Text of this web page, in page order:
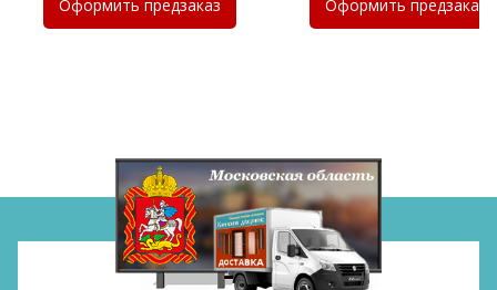
Оформить предзаказ Оформить предзаказ